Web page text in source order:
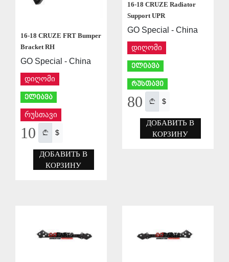
16-18 CRUZE FRT Bumper
Bracket RH
GO Special - China
დიღომი
ელიავა
რუსთავი
10 $
ДОБАВИТЬ В
КОРЗИНУ
16-18 CRUZE Radiator
Support UPR
GO Special - China
დიღომი
ელიავა
რუსთავი
80 $
ДОБАВИТЬ В
КОРЗИНУ